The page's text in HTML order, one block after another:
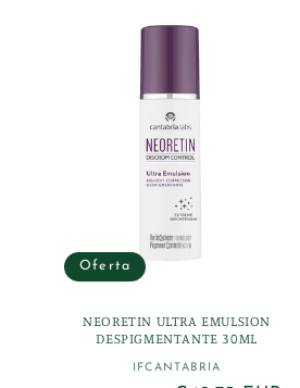
Oferta
NEORETIN ULTRA EMULSION
DESPIGMENTANTE 30ML
Proveedor:
IFCANTABRIA